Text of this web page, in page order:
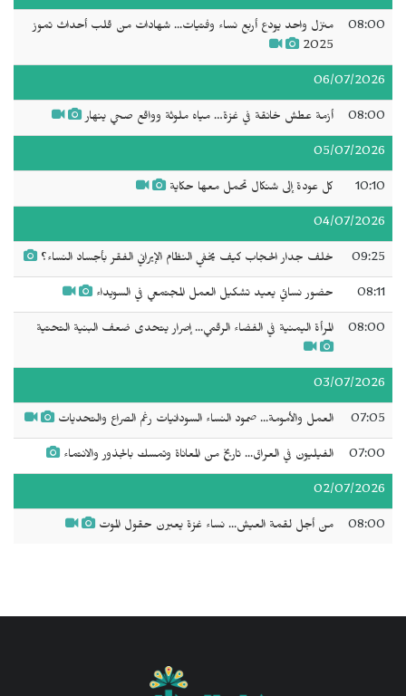
08:00
منزل واحد يودع أربع نساء وفتيات... شهادات من قلب أحداث تموز
2025
06/07/2026
08:00 أزمة عطش خانقة في غزة… مياه ملوثة وواقع صحي ينهار
05/07/2026
10:10 كل عودة إلى شنكال تحمل معها حكاية
04/07/2026
09:25 خلف جدار الحجاب كيف يخفي النظام الإيراني الفقر بأجساد النساء؟
08:11 حضور نسائي يعيد تشكيل العمل المجتمعي في السويداء
08:00 المرأة اليمنية في الفضاء الرقمي... إصرار يتحدى ضعف البنية التحتية
03/07/2026
07:05 العمل والأمومة... صمود النساء السودانيات رغم الصراع والتحديات
07:00 الفيليون في العراق... تاريخ من المعاناة وتمسك بالجذور والانتماء
02/07/2026
08:00 من أجل لقمة العيش... نساء غزة يعبرن حقول الموت